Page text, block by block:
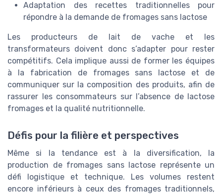
Adaptation des recettes traditionnelles pour
répondre à la demande de fromages sans lactose
Les producteurs de lait de vache et les
transformateurs doivent donc s’adapter pour rester
compétitifs. Cela implique aussi de former les équipes
à la fabrication de fromages sans lactose et de
communiquer sur la composition des produits, afin de
rassurer les consommateurs sur l’absence de lactose
fromages et la qualité nutritionnelle.
Défis pour la filière et perspectives
Même si la tendance est à la diversification, la
production de fromages sans lactose représente un
défi logistique et technique. Les volumes restent
encore inférieurs à ceux des fromages traditionnels,